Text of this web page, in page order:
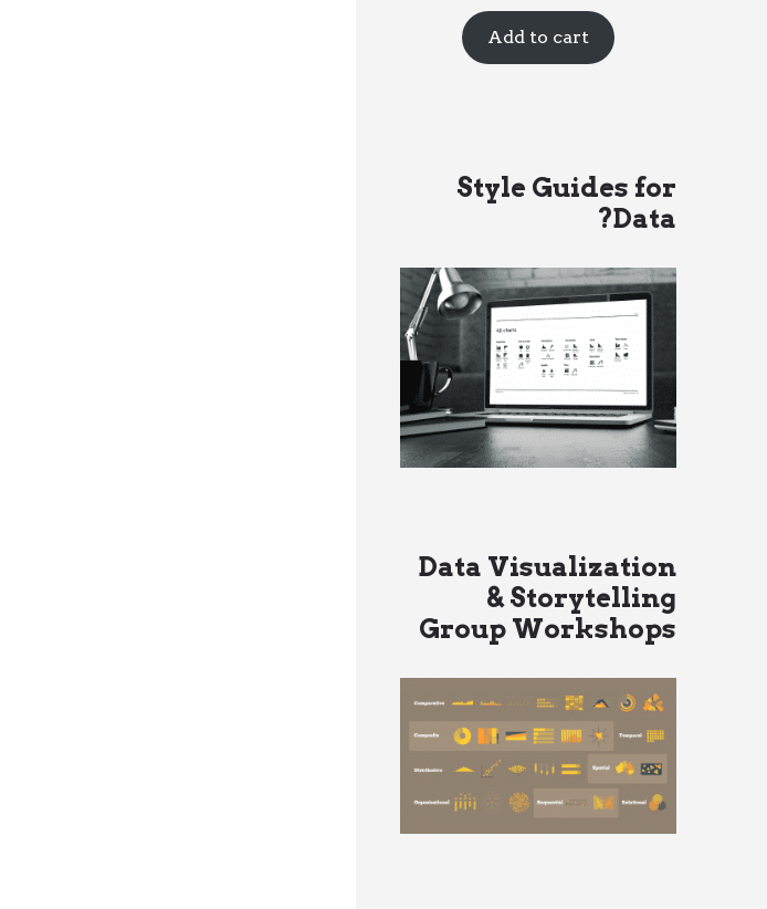
Add to cart
Style Guides for
Data?
Data Visualization
& Storytelling
Group Workshops